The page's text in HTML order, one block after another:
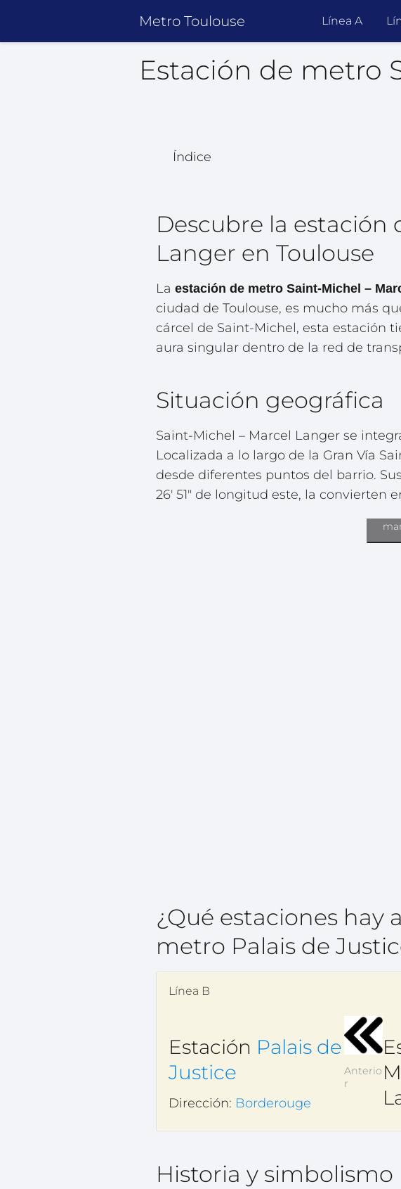
Metro Toulouse Línea A
Estación de metro
Índice
Descubre la estación
Langer en Toulouse
La estación de metro Saint-Michel –
ciudad de Toulouse, es mucho más
cárcel de Saint-Michel, esta estación
aura singular dentro de la red de
Situación geográfica
Saint-Michel – Marcel Langer se
Localizada a lo largo de la Gran Vía
desde diferentes puntos del barrio.
26′ 51″ de longitud este, la
¿Qué estaciones hay
metro Palais de
Línea B
Estación Palais de
Justice
Dirección: Borderouge
Anterio
r
Historia y simbolismo